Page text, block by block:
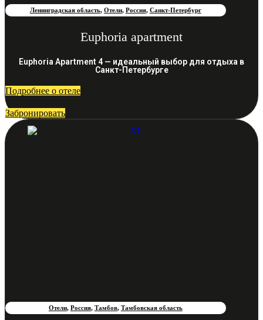
Ленинградская область, Отели, Россия, Санкт-Петербург
Euphoria apartment
Euphoria Apartment 4 — идеальный выбор для отдыха в
Санкт-Петербурге
Подробнее о отеле
Забронировать
Отели, Россия, Тамбов, Тамбовская область